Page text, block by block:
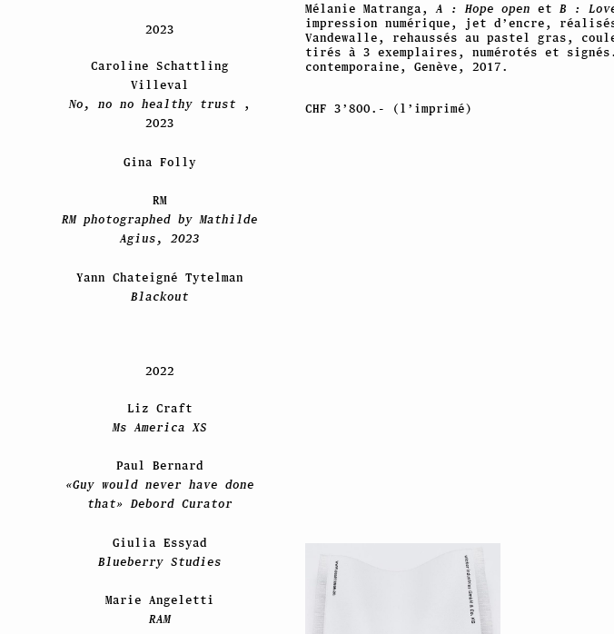
Mélanie Matranga, A : Hope open et B :
impression numérique, jet d’encre,
Vandewalle, rehaussés au pastel gras,
tirés à 3 exemplaires, numérotés et
contemporaine, Genève, 2017.
CHF 3’800.- (l’imprimé)
2023
Caroline Schattling
Villeval
No, no no healthy trust ,
2023
Gina Folly
RM
RM photographed by Mathilde
Agius, 2023
Yann Chateigné Tytelman
Blackout
2022
Liz Craft
Ms America XS
Paul Bernard
«Guy would never have done
that» Debord Curator
Giulia Essyad
Blueberry Studies
Marie Angeletti
RAM